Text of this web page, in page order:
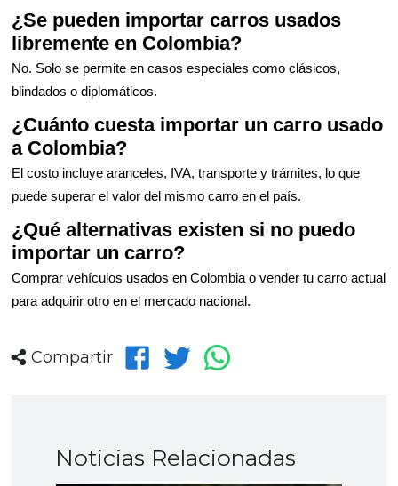
¿Se pueden importar carros usados
libremente en Colombia?
No. Solo se permite en casos especiales como clásicos,
blindados o diplomáticos.
¿Cuánto cuesta importar un carro usado
a Colombia?
El costo incluye aranceles, IVA, transporte y trámites, lo que
puede superar el valor del mismo carro en el país.
¿Qué alternativas existen si no puedo
importar un carro?
Comprar vehículos usados en Colombia o vender tu carro actual
para adquirir otro en el mercado nacional.
Compartir
Noticias Relacionadas